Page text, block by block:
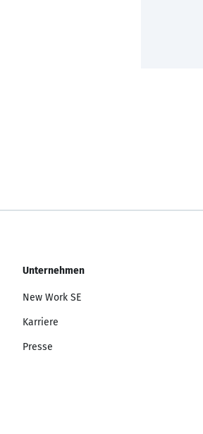
Unternehmen
New Work SE
Karriere
Presse